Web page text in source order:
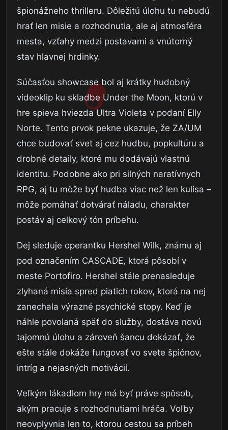
špionážneho thrilleru. Dôležitú úlohu tu nebudú
hrať len misie a rozhodnutia, ale aj atmosféra
mesta, vzťahy medzi postavami a vnútorný
stav hlavnej hrdinky.
Súčasťou showcase bol aj krátky hudobný
videoklip ku skladbe Under the Moon, ktorú v
hre spieva hviezda Ultra Violeta v podaní Elly
Norte. Tento prvok pekne ukazuje, že ZA/UM
chce budovať svet aj cez hudbu, popkultúru a
drobné detaily, ktoré mu dodávajú vlastnú
identitu. Podobne ako pri silných naratívnych
RPG, aj tu môže byť hudba viac než len kulisa –
môže pomáhať dotvárať náladu, charakter
postáv aj celkový tón príbehu.
Dej sleduje operantku Hershel Wilk, známu aj
pod označením CASCADE, ktorá pôsobí v
meste Portofiro. Hershel stále prenasleduje
zlyhaná misia spred piatich rokov, ktorá na nej
zanechala výrazné psychické stopy. Keď je
náhle povolaná späť do služby, dostáva novú
tajomnú úlohu a zároveň šancu dokázať, že
ešte stále dokáže fungovať vo svete špiónov,
intríg a nejasných motivácií.
Veľkým lákadlom hry má byť práve spôsob,
akým pracuje s rozhodnutiami hráča. Voľby
neovplyvnia len to, ktorou cestou sa príbeh